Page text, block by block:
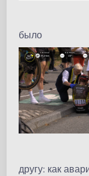
было
другу: как